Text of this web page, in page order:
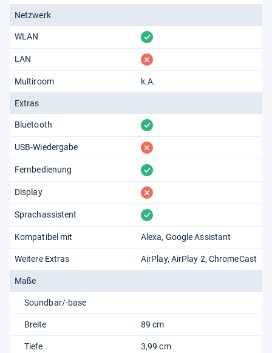
Netzwerk
WLAN vorhanden
LAN fehlt
Multiroom k.A.
Extras
Bluetooth vorhanden
USB-Wiedergabe fehlt
Fernbedienung vorhanden
Display fehlt
Sprachassistent vorhanden
Kompatibel mit Alexa Google Assistant
Weitere Extras AirPlay AirPlay 2 ChromeCast
Maße
Soundbar/-base
Breite 89 cm
Tiefe 3,99 cm